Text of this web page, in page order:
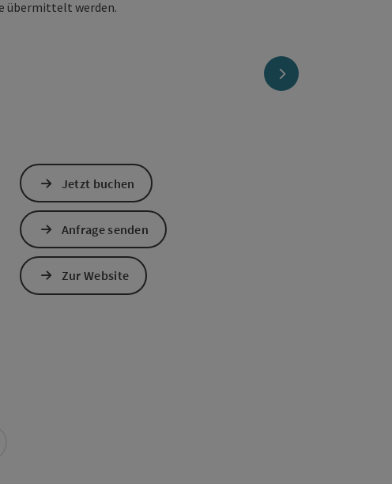
übermittelt werden.
nächstes Element
Maps öffnen
Maps öffnen
Jetzt buchen
Anfrage senden
Zur Website